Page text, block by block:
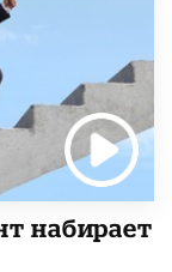
набирает